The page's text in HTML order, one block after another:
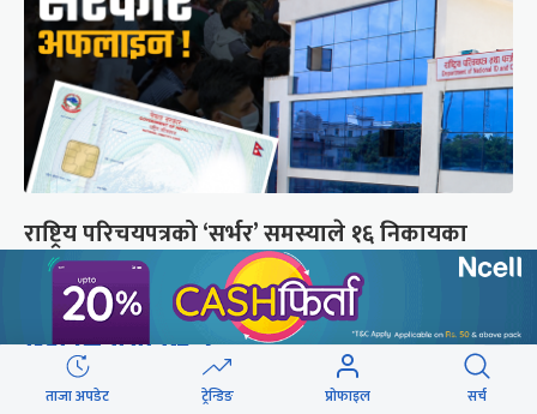
राष्ट्रिय परिचयपत्रको ‘सर्भर’ समस्याले १६ निकायका
काम प्रभावित
छुटाउनुभयो कि ?
ताजा अपडेट ट्रेन्डिङ प्रोफाइल सर्च